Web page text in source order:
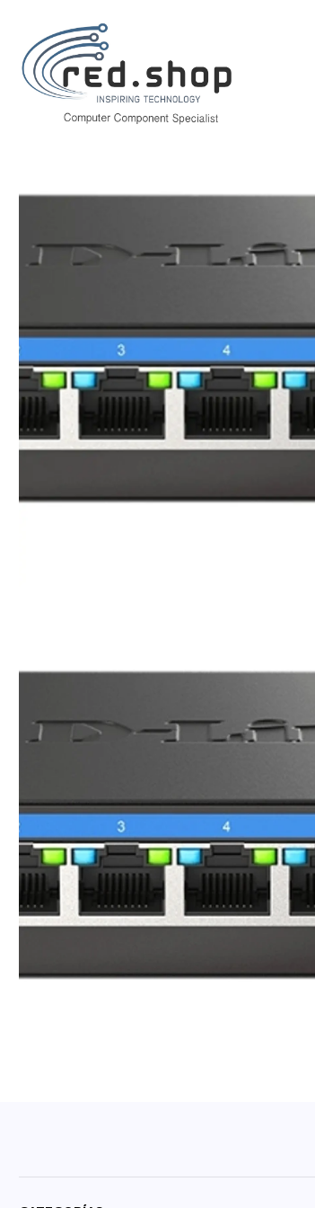
Inicio Informática Redes y Conectividad